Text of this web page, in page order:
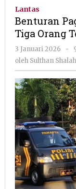
Jalan
A
Yani
Pacitan,
Orang
Lantas
Benturan
Tiga Orang
3 Januari 2026 -
oleh Sulthan